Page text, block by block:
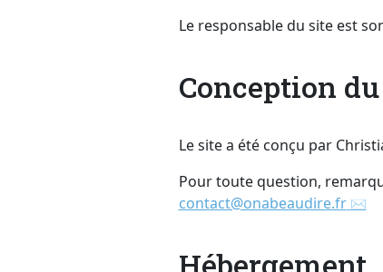
Le responsable du site est
Conception
Le site a été conçu par
Pour toute question,
contact@onabeaudire.fr